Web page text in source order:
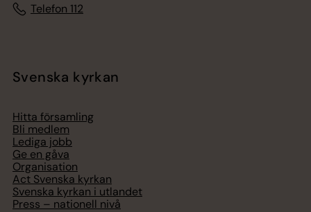
Telefon 112
Svenska kyrkan
Hitta församling
Bli medlem
Lediga jobb
Ge en gåva
Organisation
Act Svenska kyrkan
Svenska kyrkan i utlandet
Press – nationell nivå